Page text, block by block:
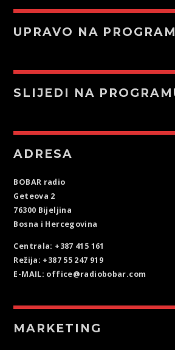
UPRAVO NA
SLIJEDI NA
ADRESA
BOBAR radio
Geteova 2
76300 Bijeljina
Bosna i Hercegovina
Centrala: +387 415 161
Režija: +387 55 247 919
E-MAIL: office@radiobobar.com
MARKETING